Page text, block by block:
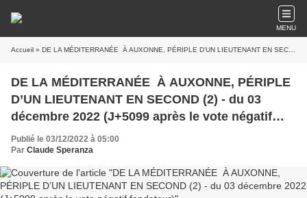
MENU
Accueil » DE LA MÉDITERRANÉE À AUXONNE, PÉRIPLE D’UN LIEUTENANT EN SECOND (2) - du 03 décembre 2022 (J+5099 après le vote négatif fondateur)
DE LA MÉDITERRANÉE À AUXONNE, PÉRIPLE
D’UN LIEUTENANT EN SECOND (2) - du 03
décembre 2022 (J+5099 après le vote négatif
fondateur)
Publié le 03/12/2022 à 05:00
Par Claude Speranza